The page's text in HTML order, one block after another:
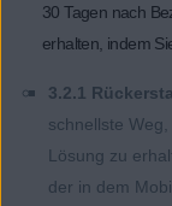
30 Tagen nach
erhalten, indem
3.2.1
schnellste
Lösung zu
der in dem